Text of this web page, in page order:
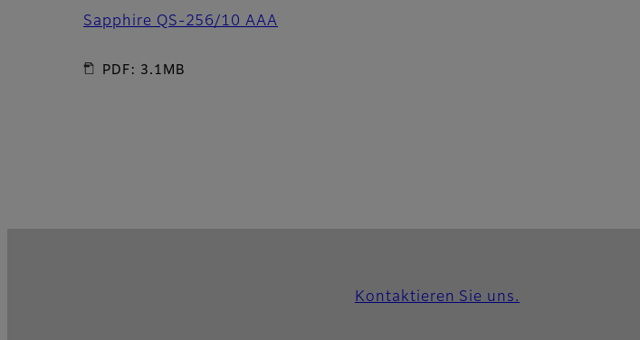
Sapphire QS-256/10 AAA
PDF: 3.1MB
Kontaktieren Sie uns.